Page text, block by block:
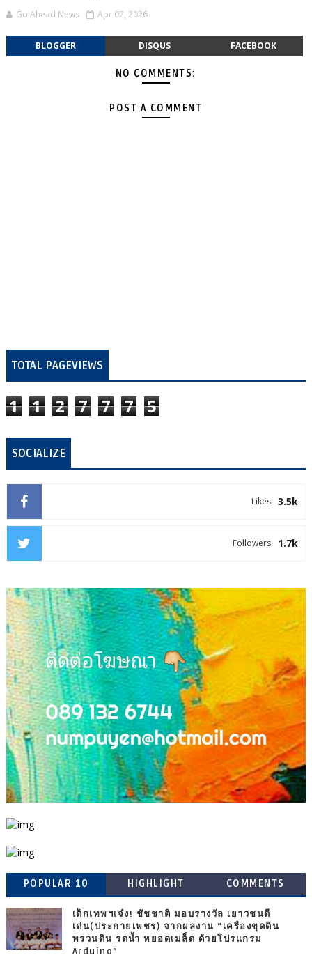
Go Ahead News Apr 02, 2026
BLOGGER DISQUS FACEBOOK
NO COMMENTS:
POST A COMMENT
TOTAL PAGEVIEWS
1 1 2 7 7 7 5
SOCIALIZE
3.5k
Likes
1.7k
Followers
POPULAR 10 HIGHLIGHT COMMENTS
เด็กเทพฯเจ๋ง! ชัชชาติ มอบรางวัล เยาวชนดี
เด่น(ประกายเพชร) จากผลงาน “เครื่องขุดดิน
พรวนดิน รดน้ำ หยอดเมล็ด ด้วยโปรแกรม
Arduino”